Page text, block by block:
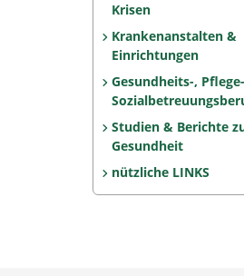
Krisen
Krankenanstalten &
Einrichtungen
Gesundheits-,
Studien & Berichte
Gesundheit
nützliche LINKS